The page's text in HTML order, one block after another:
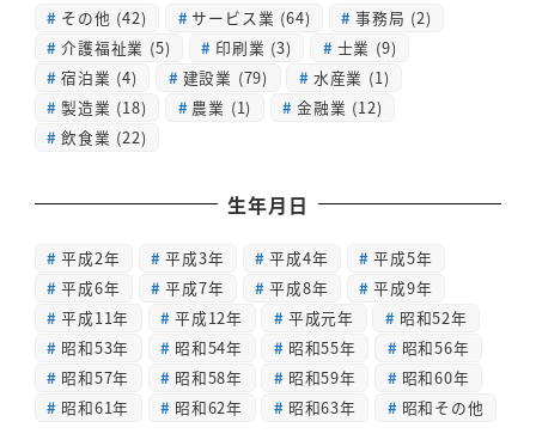
その他 (42) サービス業 (64) 事務局 (2)
介護福祉業 (5) 印刷業 (3) 士業 (9)
宿泊業 (4) 建設業 (79) 水産業 (1)
製造業 (18) 農業 (1) 金融業 (12)
飲食業 (22)
生年月日
平成2年 平成3年 平成4年
平成5年
平成6年
平成7年 平成8年
平成9年
平成11年
平成12年 平成元年
昭和52年
昭和53年
昭和54年 昭和55年
昭和56年
昭和57年
昭和58年 昭和59年
昭和60年
昭和61年
昭和62年 昭和63年 昭和その他